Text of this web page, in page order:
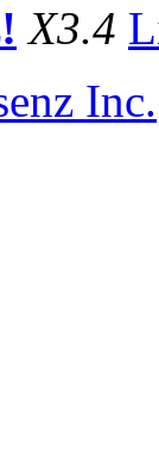
X3.4
Inc.